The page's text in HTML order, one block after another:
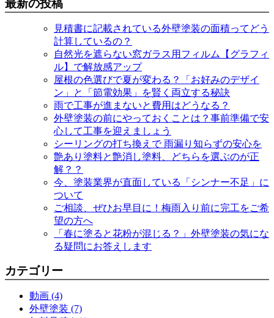
最新の投稿
見積書に記載されている外壁塗装の面積ってどう
計算しているの？
自然光を遮らない窓ガラス用フィルム【グラフィ
ル】で解放感アップ
屋根の色選びで夏が変わる？「お好みのデザイ
ン」と「節電効果」を賢く両立する秘訣
雨で工事が進まないと費用はどうなる？
外壁塗装の前にやっておくことは？事前準備で安
心して工事を迎えましょう
シーリングの打ち換えで 雨漏り知らずの安心を
艶あり塗料と艶消し塗料、どちらを選ぶのが正
解？？
今、塗装業界が直面している「シンナー不足」に
ついて
ご相談、ぜひお早目に！梅雨入り前に完工をご希
望の方へ
「春に塗ると花粉が混じる？」外壁塗装の気にな
る疑問にお答えします
カテゴリー
動画 (4)
外壁塗装 (7)